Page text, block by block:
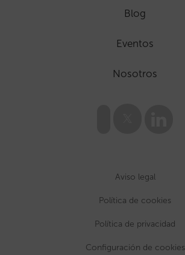
Blog
Eventos
Nosotros
Aviso legal
Política de cookies
Política de privacidad
Configuración de cookies